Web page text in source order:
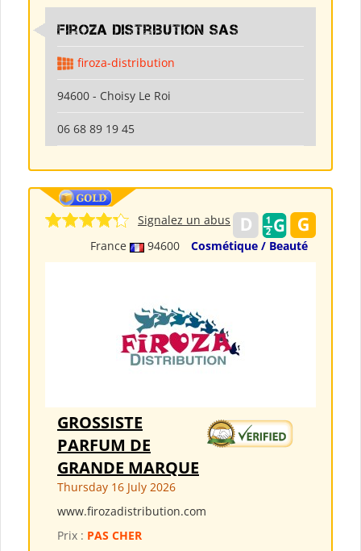
Firoza Distribution SAS
firoza-distribution
94600 - Choisy Le Roi
06 68 89 19 45
France 94600 Cosmétique / Beauté
Signalez un abus
GROSSISTE
PARFUM DE
GRANDE MARQUE
Thursday 16 July 2026
www.firozadistribution.com
Prix : PAS CHER